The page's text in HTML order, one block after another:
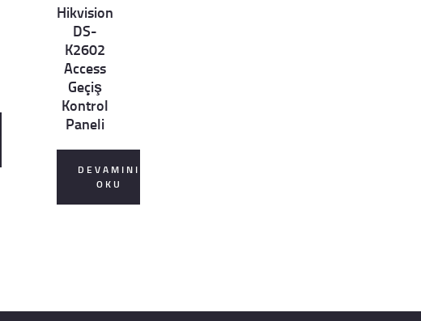
Det
Hikvision
DS-
K2602
Access
Geçiş
Kontrol
Paneli
DEVAMINI
OKU